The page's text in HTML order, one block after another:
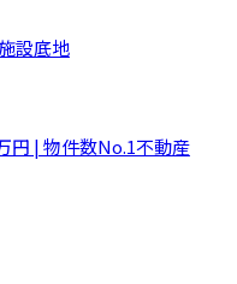
設底地
円 | 物件数No.1不動産